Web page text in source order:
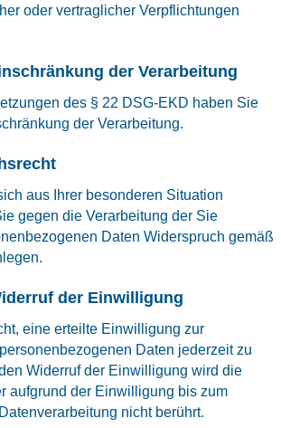
oder vertraglicher Verpflichtungen
der Verarbeitung
des § 22 DSG-EKD haben Sie
der Verarbeitung.
aus Ihrer besonderen Situation
gegen die Verarbeitung der Sie
Daten Widerspruch gemäß
der Einwilligung
eine erteilte Einwilligung zur
Daten jederzeit zu
Widerruf der Einwilligung wird die
aufgrund der Einwilligung bis zum
nicht berührt.